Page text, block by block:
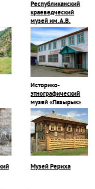
Республиканский
краеведческий
музей им. А.В.
Анохина
Историко-
этнографический
музей «Пазырык»
Музей Рериха